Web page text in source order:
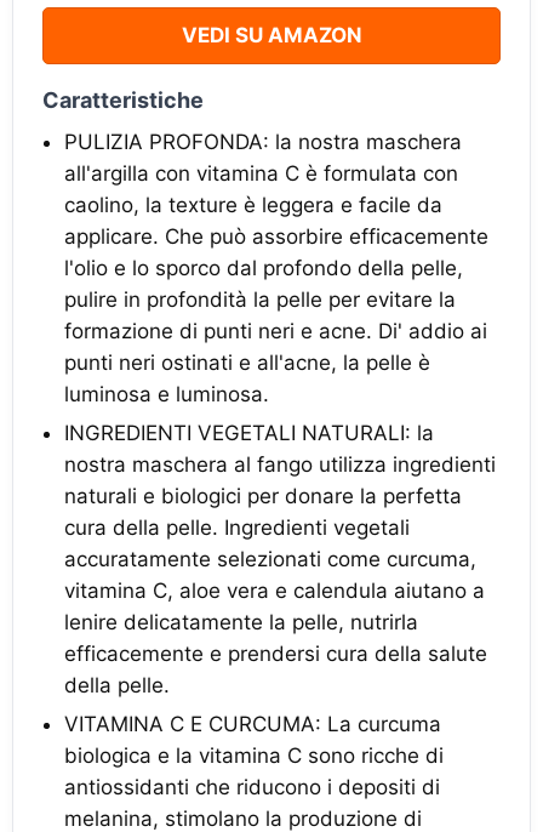
VEDI SU AMAZON
Caratteristiche
PULIZIA PROFONDA: la nostra maschera
all'argilla con vitamina C è formulata con
caolino, la texture è leggera e facile da
applicare. Che può assorbire efficacemente
l'olio e lo sporco dal profondo della pelle,
pulire in profondità la pelle per evitare la
formazione di punti neri e acne. Di' addio ai
punti neri ostinati e all'acne, la pelle è
luminosa e luminosa.
INGREDIENTI VEGETALI NATURALI: la
nostra maschera al fango utilizza ingredienti
naturali e biologici per donare la perfetta
cura della pelle. Ingredienti vegetali
accuratamente selezionati come curcuma,
vitamina C, aloe vera e calendula aiutano a
lenire delicatamente la pelle, nutrirla
efficacemente e prendersi cura della salute
della pelle.
VITAMINA C E CURCUMA: La curcuma
biologica e la vitamina C sono ricche di
antiossidanti che riducono i depositi di
melanina, stimolano la produzione di